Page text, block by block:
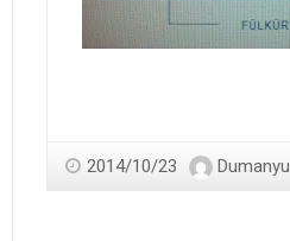
2014/10/23 Dumanyu